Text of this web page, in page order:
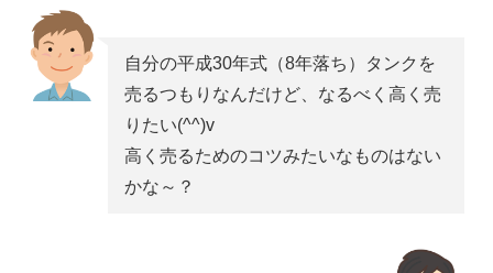
自分の平成30年式（8年落ち）タンクを
売るつもりなんだけど、なるべく高く売
りたい(^^)v
高く売るためのコツみたいなものはない
かな～？